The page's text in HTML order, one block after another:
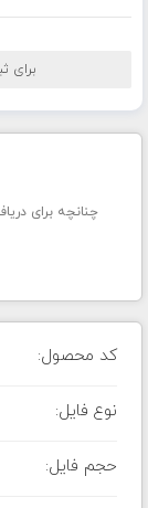
برای
چنانچه برای
کد محصول:
نوع فایل:
حجم فایل: